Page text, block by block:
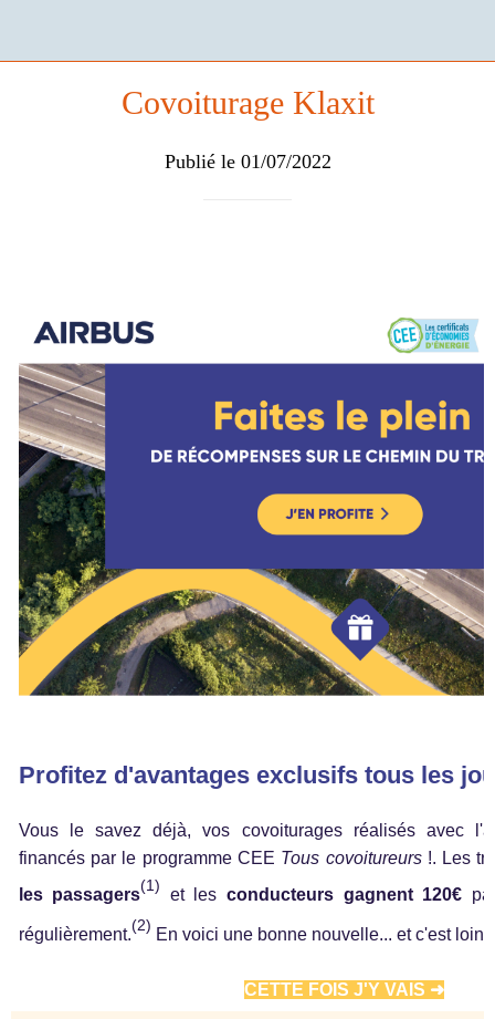
Covoiturage Klaxit
Publié le 01/07/2022
Profitez d'avantages exclusifs tous les
Vous le savez déjà, vos covoiturages réalisés avec
financés par le programme CEE Tous covoitureurs !. Les
les passagers(1) et les conducteurs gagnent 120€
régulièrement.(2) En voici une bonne nouvelle... et c'est loin
CETTE FOIS J'Y VAIS ➜